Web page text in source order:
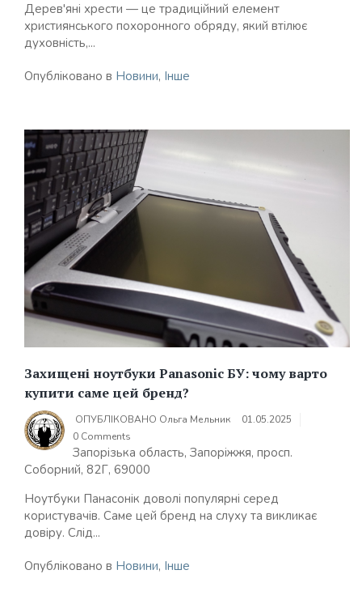
Дерев'яні хрести — це традиційний елемент
християнського похоронного обряду, який втілює
духовність,...
Опубліковано в Новини, Інше
Захищені ноутбуки Panasonic БУ: чому варто
купити саме цей бренд?
ОПУБЛІКОВАНО Ольга Мельник
01.05.2025
0 Comments
Запорізька область, Запоріжжя, просп.
Соборний, 82Г, 69000
Ноутбуки Панасонік доволі популярні серед
користувачів. Саме цей бренд на слуху та викликає
довіру. Слід...
Опубліковано в Новини, Інше